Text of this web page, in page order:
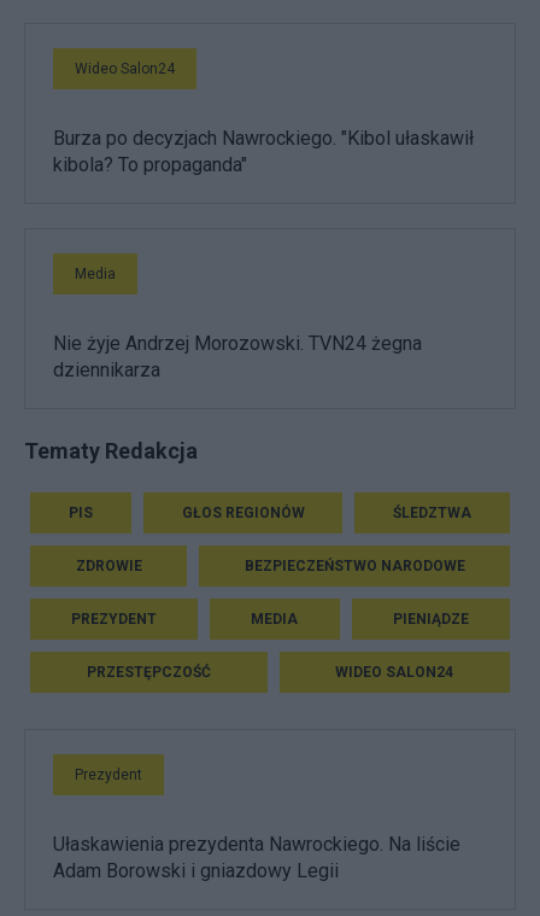
Wideo Salon24
Burza po decyzjach Nawrockiego. "Kibol ułaskawił
kibola? To propaganda"
Media
Nie żyje Andrzej Morozowski. TVN24 żegna
dziennikarza
Tematy Redakcja
PIS GŁOS REGIONÓW ŚLEDZTWA
ZDROWIE BEZPIECZEŃSTWO NARODOWE
PREZYDENT MEDIA PIENIĄDZE
PRZESTĘPCZOŚĆ WIDEO SALON24
Prezydent
Ułaskawienia prezydenta Nawrockiego. Na liście
Adam Borowski i gniazdowy Legii